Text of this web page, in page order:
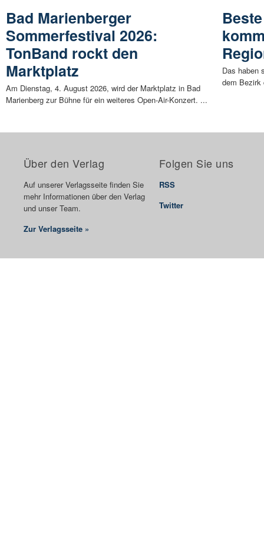
Bad Marienberger
Sommerfestival 2026:
TonBand rockt den
Marktplatz
Am Dienstag, 4. August 2026, wird der Marktplatz in Bad
Marienberg zur Bühne für ein weiteres Open-Air-Konzert. ...
Das haben
dem Bezirk
Über den Verlag
Auf unserer Verlagsseite finden Sie
mehr Informationen über den Verlag
und unser Team.
Zur Verlagsseite »
Folgen Sie uns
RSS
Twitter